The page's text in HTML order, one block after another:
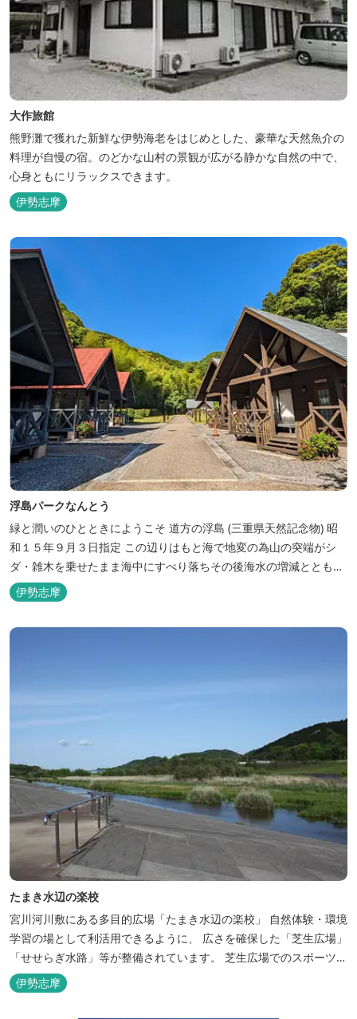
大作旅館
熊野灘で獲れた新鮮な伊勢海老をはじめとした、豪華な天然魚介の
料理が自慢の宿。のどかな山村の景観が広がる静かな自然の中で、
心身ともにリラックスできます。
伊勢志摩
浮島パークなんとう
緑と潤いのひとときにようこそ ​道方の浮島 (三重県天然記念物) 昭
和１５年９月３日指定 この辺りはもと海で地変の為山の突端がシ
ダ・雑木を乗せたまま海中にすべり落ちその後海水の増減とともに
浮き沈みするようになったと伝えられています。 周辺は浮島を廻る
散策路が設けられ、また海岸線が一望できる展望塔へと続く遊歩道
もあり自然と親しむ見どころがあります。 ご家族連れで気軽にご利
伊勢志摩
たまき水辺の楽校
宮川河川敷にある多目的広場「たまき水辺の楽校」 自然体験・環境
学習の場として利活用できるように、 広さを確保した「芝生広場」
「せせらぎ水路」等が整備されています。 芝生広場でのスポーツや
バーベキューはもちろん、 車での乗り入れも可能なため、オートキ
ャンプなどもお楽しみいただけます！ 火災防止のため、バーベキュ
伊勢志摩